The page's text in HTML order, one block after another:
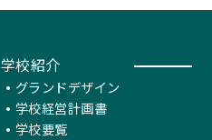
学校紹介
グランドデザイン
学校経営計画書
学校要覧